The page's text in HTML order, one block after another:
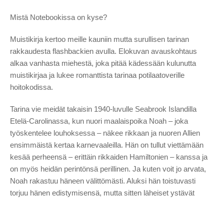
Mistä Notebookissa on kyse?
Muistikirja kertoo meille kauniin mutta surullisen tarinan
rakkaudesta flashbackien avulla. Elokuvan avauskohtaus
alkaa vanhasta miehestä, joka pitää kädessään kulunutta
muistikirjaa ja lukee romanttista tarinaa potilaatoverille
hoitokodissa.
Tarina vie meidät takaisin 1940-luvulle Seabrook Islandilla
Etelä-Carolinassa, kun nuori maalaispoika Noah – joka
työskentelee louhoksessa – näkee rikkaan ja nuoren Allien
ensimmäistä kertaa karnevaaleilla. Hän on tullut viettämään
kesää perheensä – erittäin rikkaiden Hamiltonien – kanssa ja
on myös heidän perintönsä perillinen. Ja kuten voit jo arvata,
Noah rakastuu häneen välittömästi. Aluksi hän toistuvasti
torjuu hänen edistymisensä, mutta sitten läheiset ystävät